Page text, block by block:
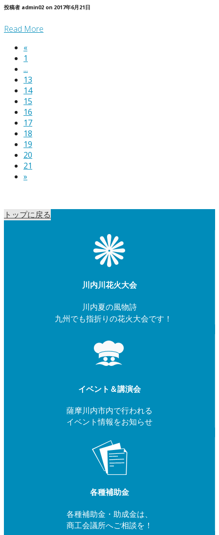
投稿者 admin02 on 2017年6月21日
Read More
«
1
...
13
14
15
16
17
18
19
20
21
»
トップに戻る
川内川花火大会
川内夏の風物詩
九州でも指折りの花火大会です！
イベント＆講演会
薩摩川内市内で行われる
イベント情報をお知らせ
各種補助金
各種補助金・助成金は、
商工会議所へご相談を！